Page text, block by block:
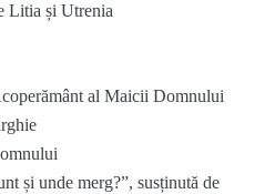
Litia și Utrenia
al Maicii Domnului
și unde merg?”, susținută de